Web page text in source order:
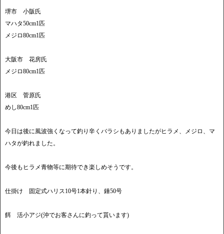
堺市 小阪氏
マハタ50cm1匹
メジロ80cm1匹
大阪市 花房氏
メジロ80cm1匹
港区 菅原氏
めし80cm1匹
今日は後に風波強くなって釣り辛くバラシもありましたがヒラメ、メジロ、マ
ハタが釣れました。
今後もヒラメ青物等に期待でき楽しめそうです。
仕掛け 固定式ハリス10号1本針り、錘50号
餌 活小アジ(沖でお客さんに釣って貰います)